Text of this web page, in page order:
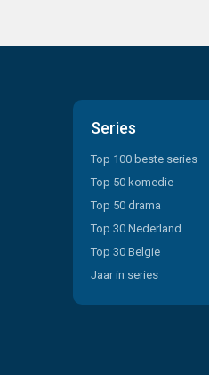
Series
Top 100 beste series
Top 50 komedie
Top 50 drama
Top 30 Nederland
Top 30 Belgie
Jaar in series